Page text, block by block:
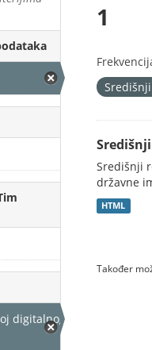
društva
1
Središnji
državne
HTML
Također